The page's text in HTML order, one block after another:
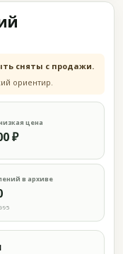
сняты с продажи.
ориентир.
цена
₽
в архиве